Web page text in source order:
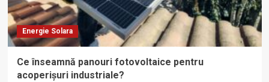
Energie Solara
Ce înseamnă panouri fotovoltaice pentru
acoperișuri industriale?